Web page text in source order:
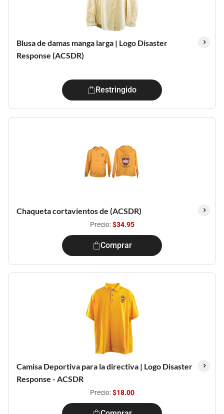
Blusa de damas manga larga | Logo Disaster
Response (ACSDR)
Restringido
Chaqueta cortavientos de (ACSDR)
Precio:$34.95
Comprar
Camisa Deportiva para la directiva | Logo Disaster
Response - ACSDR
Precio:$18.00